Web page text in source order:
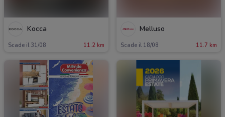
Kocca
Scade il 31/08 11.2 km
Melluso
Scade il 18/08 11.7 km